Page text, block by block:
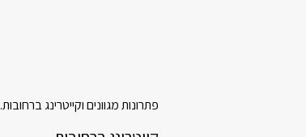
פתרונות מגוונים וקייטרינג ברחובות.